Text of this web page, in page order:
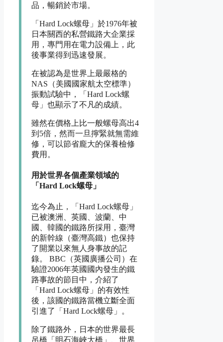
品，暢銷於市場。
「Hard Lock螺母」於1976年被
日本關西的私營鐵路大企業採
用，專門用在電力設備上，此
後事業得到迅速發展。
在被認為是世界上最嚴格的
NAS（美國國家航太空標準）
振動試驗中，「Hard Lock螺
母」也顯示了不凡的成績。
雖然在價格上比一般螺母高出4
到5倍，然而一旦擰緊就無需維
修，可以節省龐大的保養檢修
費用。
用於世界各個產業領域的
「Hard Lock螺母」
迄今為止，「Hard Lock螺母」
已被澳洲、英國、波蘭、中
國、韓國的鐵路所採用，臺灣
的新幹線（臺灣高鐵）也保持
了開業以來無人身事故的記
錄。 BBC（英國廣播公司）在
驗證2006年英國國內發生的鐵
路事故的節目中，介紹了
「Hard Lock螺母」的有效性
後，該國的鐵路當機立斷全面
引進了「Hard Lock螺母」。
除了鐵路外，日本的世界最長
吊橋「明石海峽大橋」、世界